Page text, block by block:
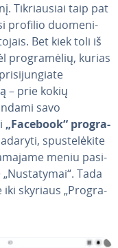
Tik­riau­siai taip pat
profilio duo­me­ni­
Bet kiek toli iš
prog­ra­mė­lių, kurias
– prie kokių
savo
„Facebook“ prog­ra­
spus­te­lė­ki­te
meniu pa­si­
Tada
iki skyriaus „Prog­ra­